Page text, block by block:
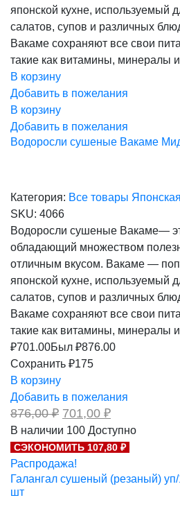
японской кухне, используемый
салатов, супов и различных
Вакаме сохраняют все свои
такие как витамины, минералы
В корзину
Добавить в пожелания
В корзину
Добавить в пожелания
Водоросли сушеные Вакаме
Категория: Все товары
SKU: 4066
Водоросли сушеные Вакаме—
обладающий множеством
отличным вкусом. Вакаме —
японской кухне, используемый
салатов, супов и различных
Вакаме сохраняют все свои
такие как витамины, минералы
₽701.00Был ₽876.00
Сохранить ₽175
В корзину
Добавить в пожелания
876,00₽ Первоначальная
цена
составляла
876,00 ₽.
701,00 ₽Текущая
701,00 ₽.
В наличии 100 Доступно
СЭКОНОМИТЬ 107,80 ₽
Распродажа!
Галангал сушеный (резаный)
шт